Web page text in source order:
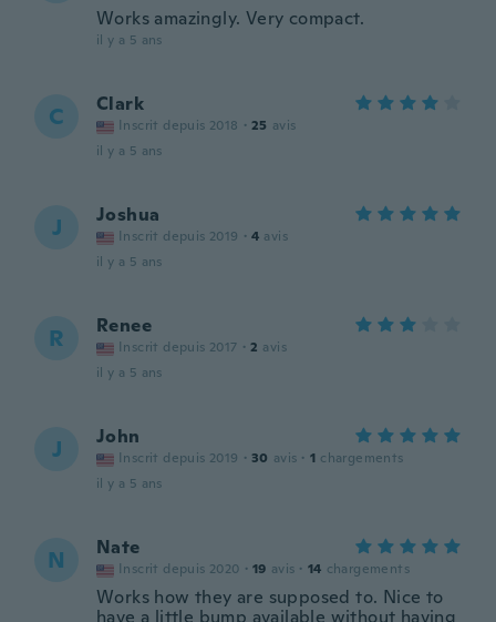
Works amazingly. Very compact.
il y a 5 ans
C Clark
Inscrit depuis 2018 · 25 avis
il y a 5 ans
J Joshua
Inscrit depuis 2019 · 4 avis
il y a 5 ans
R Renee
Inscrit depuis 2017 · 2 avis
il y a 5 ans
J John
Inscrit depuis 2019 · 30 avis · 1 chargements
il y a 5 ans
N Nate
Inscrit depuis 2020 · 19 avis · 14 chargements
Works how they are supposed to. Nice to
have a little bump available without having